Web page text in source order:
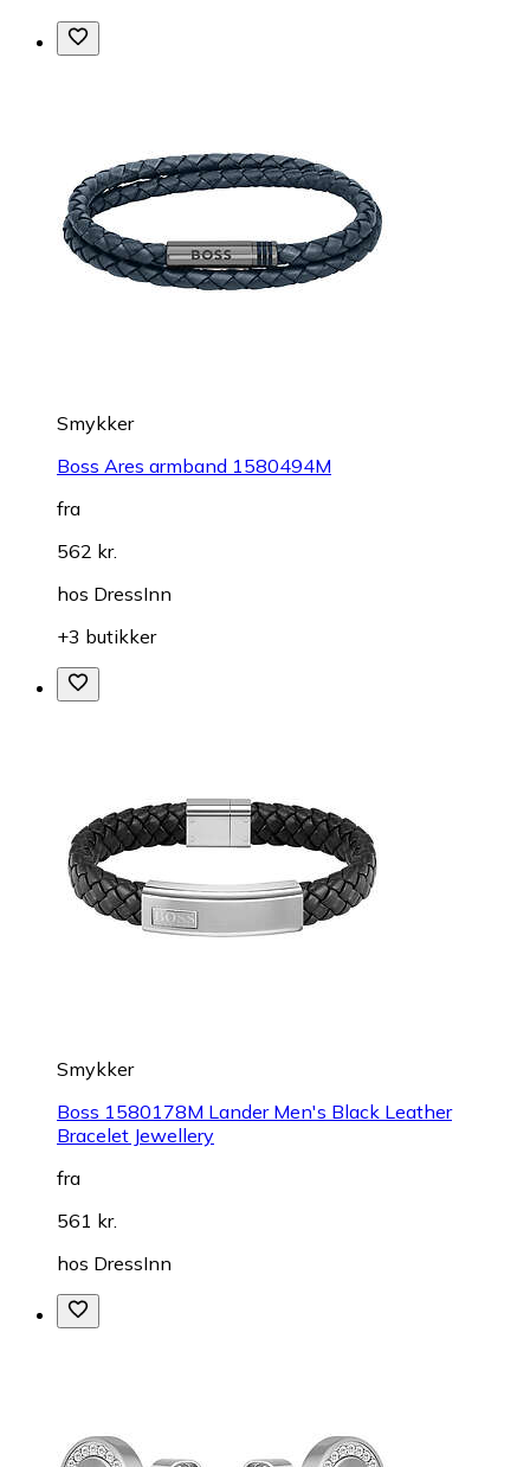
Smykker
Boss Ares armband 1580494M
fra
562 kr.
hos DressInn
+3 butikker
Smykker
Boss 1580178M Lander Men's Black Leather
Bracelet Jewellery
fra
561 kr.
hos DressInn